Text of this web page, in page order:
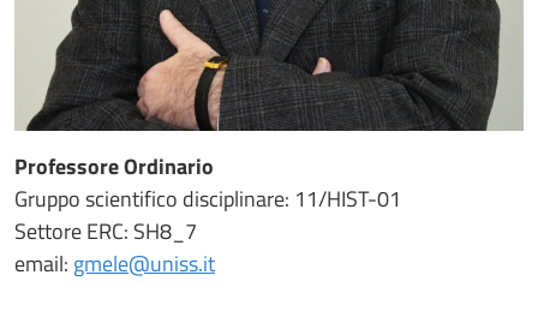
Professore Ordinario
Gruppo scientifico disciplinare: 11/HIST-01
Settore ERC: SH8_7
email: gmele@uniss.it